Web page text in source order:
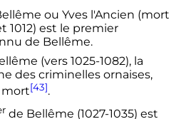
ou Yves l'Ancien (mort
1012) est le premier
de Bellême.
(vers 1025-1082), la
des criminelles ornaises,
mort[43].
de Bellême (1027-1035) est